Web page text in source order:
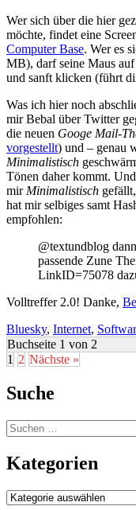
Wer sich über die hier
möchte, findet eine
Computer Base. Wer es
MB), darf seine Maus auf
und sanft klicken (führt
Was ich hier noch
mir Bebal über Twitter
die neuen Googe Mail-
vorgestellt) und – genau
Minimalistisch
Tönen daher kommt.
mir Minimalistisch
hat mir selbiges samt
empfohlen:
@textundblog
passende Zune
LinkID=75078
Volltreffer 2.0! Danke,
Bluesky, Internet,
Buchseite 1 von 2
1 2 Nächste »
Suche
Suchen
nach:
Kategorien
Kategorien